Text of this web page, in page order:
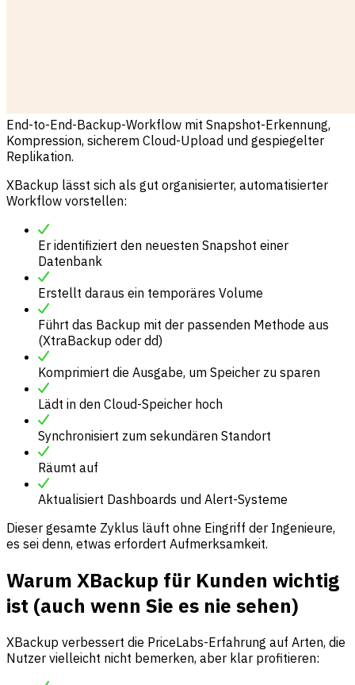
End-to-End-Backup-Workflow mit Snapshot-Erkennung,
Kompression, sicherem Cloud-Upload und gespiegelter
Replikation.
XBackup lässt sich als gut organisierter, automatisierter
Workflow vorstellen:
Er identifiziert den neuesten Snapshot einer
Datenbank
Erstellt daraus ein temporäres Volume
Führt das Backup mit der passenden Methode aus
(XtraBackup oder dd)
Komprimiert die Ausgabe, um Speicher zu sparen
Lädt in den Cloud-Speicher hoch
Synchronisiert zum sekundären Standort
Räumt auf
Aktualisiert Dashboards und Alert-Systeme
Dieser gesamte Zyklus läuft ohne Eingriff der Ingenieure,
es sei denn, etwas erfordert Aufmerksamkeit.
Warum XBackup für Kunden wichtig
ist (auch wenn Sie es nie sehen)
XBackup verbessert die PriceLabs-Erfahrung auf Arten, die
Nutzer vielleicht nicht bemerken, aber klar profitieren: